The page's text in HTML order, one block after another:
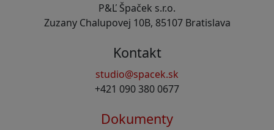
P&Ľ Špaček s.r.o.
Zuzany Chalupovej 10B, 85107 Bratislava
Kontakt
studio@spacek.sk
+421 090 380 0677
Dokumenty